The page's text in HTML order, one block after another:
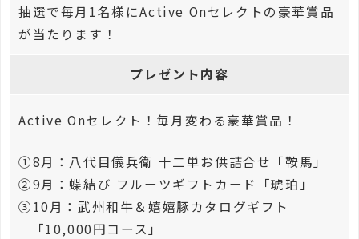
抽選で毎月1名様にActive Onセレクトの豪華賞品
が当たります！
プレゼント内容
Active Onセレクト！毎月変わる豪華賞品！
①8月：八代目儀兵衛 十二単お供詰合せ「鞍馬」
②9月：蝶結び フルーツギフトカード「琥珀」
③10月：武州和牛＆嬉嬉豚カタログギフト
「10,000円コース」